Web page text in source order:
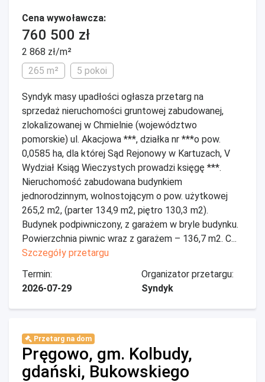
Cena wywoławcza:
760 500 zł
2 868 zł/m²
265 m²
5 pokoi
Syndyk masy upadłości ogłasza przetarg na
sprzedaż nieruchomości gruntowej zabudowanej,
zlokalizowanej w Chmielnie (województwo
pomorskie) ul. Akacjowa ***, działka nr ***o pow.
0,0585 ha, dla której Sąd Rejonowy w Kartuzach, V
Wydział Ksiąg Wieczystych prowadzi księgę ***.
Nieruchomość zabudowana budynkiem
jednorodzinnym, wolnostojącym o pow. użytkowej
265,2 m2, (parter 134,9 m2, piętro 130,3 m2).
Budynek podpiwniczony, z garażem w bryle budynku.
Powierzchnia piwnic wraz z garażem – 136,7 m2. C...
Szczegóły przetargu
Termin:
2026-07-29
Organizator przetargu:
Syndyk
Przetarg na dom
Pręgowo, gm. Kolbudy,
gdański, Bukowskiego